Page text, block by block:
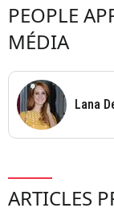
PEOPLE
MÉDIA
Lana
ARTICLES